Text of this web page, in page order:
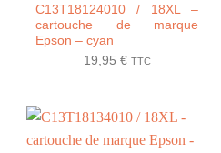
C13T18124010 / 18XL –
cartouche de marque
Epson – cyan
19,95 € TTC